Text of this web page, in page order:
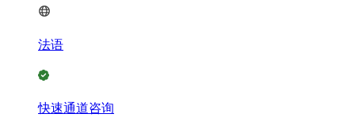
法语
快速通道咨询